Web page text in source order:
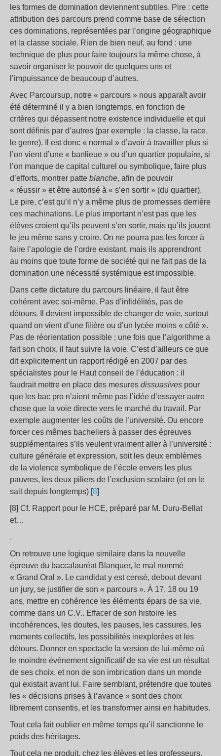
les formes de domination deviennent subtiles. Pire : cette
attribution des parcours prend comme base de sélection
ces dominations, représentées par l’origine géographique
et la classe sociale. Rien de bien neuf, au fond : une
technique de plus pour faire toujours la même chose, à
savoir organiser le pouvoir de quelques uns et
l’impuissance de beaucoup d’autres.
Avec Parcoursup, notre « parcours » nous apparaît avoir
été déterminé il y a bien longtemps, en fonction de
critères qui dépassent notre existence individuelle et qui
sont définis par d’autres (par exemple : la classe, la race,
le genre). Il est donc « normal » d’avoir à travailler plus si
l’on vient d’une « banlieue » ou d’un quartier populaire, si
l’on manque de capital culturel ou symbolique, faire plus
d’efforts, montrer patte blanche, afin de pouvoir
« réussir » et être autorisé à « s’en sortir » (du quartier).
Le pire, c’est qu’il n’y a même plus de promesses derrière
ces machinations. Le plus important n’est pas que les
élèves croient qu’ils peuvent s’en sortir, mais qu’ils jouent
le jeu même sans y croire. On ne pourra pas les forcer à
faire l’apologie de l’ordre existant, mais ils apprendront
au moins que toute forme de société qui ne fait pas de la
domination une nécessité systémique est impossible.
Dans cette dictature du parcours linéaire, il faut être
cohérent avec soi-même. Pas d’infidélités, pas de
détours. Il devient impossible de changer de voie, surtout
quand on vient d’une filière ou d’un lycée moins « côté ».
Pas de réorientation possible ; une fois que l’algorithme a
fait son choix, il faut suivre la voie. C’est d’ailleurs ce que
dit explicitement un rapport rédigé en 2007 par des
spécialistes pour le Haut conseil de l’éducation : il
faudrait mettre en place des mesures dissuasives pour
que les bac pro n’aient même pas l’idée d’essayer autre
chose que la voie directe vers le marché du travail. Par
exemple augmenter les coûts de l’université. Ou encore
forcer ces mêmes bacheliers à passer des épreuves
supplémentaires s’ils veulent vraiment aller à l’université :
culture générale et expression, soit les deux emblèmes
de la violence symbolique de l’école envers les plus
pauvres, les deux piliers de l’exclusion scolaire (et on le
sait depuis longtemps) [8]
[8] Cf. Rapport pour le HCE, préparé par M. Duru-Bellat
et…
.
On retrouve une logique similaire dans la nouvelle
épreuve du baccalauréat Blanquer, le mal nommé
« Grand Oral ». Le candidat y est censé, debout devant
un jury, se justifier de son « parcours ». À 17, 18 ou 19
ans, mettre en cohérence les éléments épars de sa vie,
comme dans un C.V.. Effacer de son histoire les
incohérences, les doutes, les pauses, les cassures, les
moments collectifs, les possibilités inexplorées et les
détours. Donner en spectacle la version de lui-même où
le moindre événement significatif de sa vie est un résultat
de ses choix, et non de son imbrication dans un monde
qui existait avant lui. Faire semblant, prétendre que toutes
les « décisions prises à l’avance » sont des choix
librement consentis, et les transformer ainsi en habitudes.
Tout cela fait oublier en même temps qu’il sanctionne le
poids des héritages.
Tout cela ne produit, chez les élèves et les professeurs,